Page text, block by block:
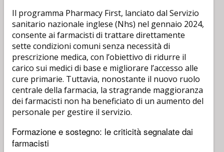
Il programma Pharmacy First, lanciato dal Servizio
sanitario nazionale inglese (Nhs) nel gennaio 2024,
consente ai farmacisti di trattare direttamente
sette condizioni comuni senza necessità di
prescrizione medica, con l’obiettivo di ridurre il
carico sui medici di base e migliorare l’accesso alle
cure primarie. Tuttavia, nonostante il nuovo ruolo
centrale della farmacia, la stragrande maggioranza
dei farmacisti non ha beneficiato di un aumento del
personale per gestire il servizio.
Formazione e sostegno: le criticità segnalate dai
farmacisti